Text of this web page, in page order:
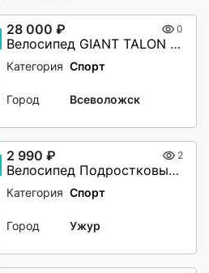
28 000 ₽ 0
Велосипед GIANT TALON 5, 27,5”
Категория Спорт
Город Всеволожск
2 990 ₽ 2
Велосипед Подростковый Forward Valencia 24"
Категория Спорт
Город Ужур